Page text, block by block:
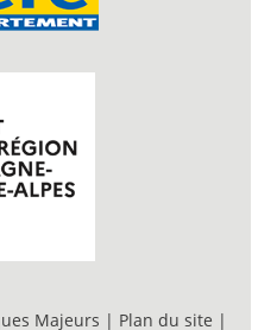
Majeurs | Plan du site |